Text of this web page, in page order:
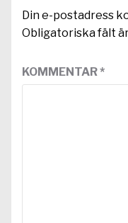
Din e-postadress
Obligatoriska fält
KOMMENTAR*